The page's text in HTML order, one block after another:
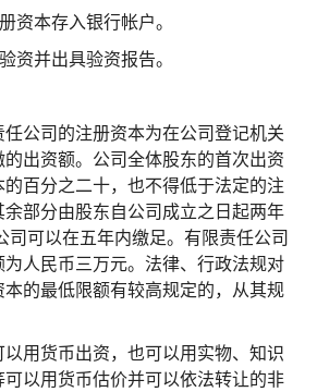
资本存入银行帐户。
资并出具验资报告。
公司的注册资本为在公司登记机关
出资额。公司全体股东的首次出资
百分之二十，也不得低于法定的注
部分由股东自公司成立之日起两年
司可以在五年内缴足。有限责任公司
人民币三万元。法律、行政法规对
的最低限额有较高规定的，从其规
用货币出资，也可以用实物、知识
以用货币估价并可以依法转让的非